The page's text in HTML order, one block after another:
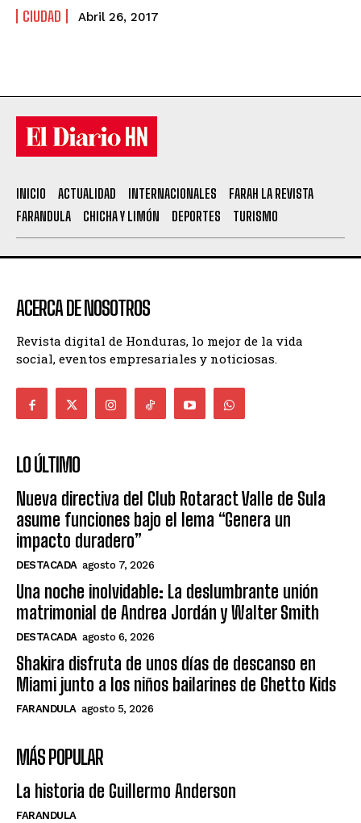
CIUDAD Abril 26, 2017
INICIO ACTUALIDAD INTERNACIONALES
FARAH LA REVISTA
FARANDULA
CHICHA Y LIMÓN DEPORTES TURISMO
ACERCA DE NOSOTROS
Revista digital de Honduras, lo mejor de la vida
social, eventos empresariales y noticiosas.
LO ÚLTIMO
Nueva directiva del Club Rotaract Valle de Sula
asume funciones bajo el lema “Genera un
impacto duradero”
DESTACADA agosto 7, 2026
Una noche inolvidable: La deslumbrante unión
matrimonial de Andrea Jordán y Walter Smith
DESTACADA agosto 6, 2026
Shakira disfruta de unos días de descanso en
Miami junto a los niños bailarines de Ghetto Kids
FARANDULA agosto 5, 2026
MÁS POPULAR
La historia de Guillermo Anderson
FARANDULA